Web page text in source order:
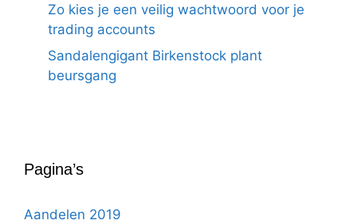
Zo kies je een veilig wachtwoord voor je
trading accounts
Sandalengigant Birkenstock plant
beursgang
Pagina’s
Aandelen 2019